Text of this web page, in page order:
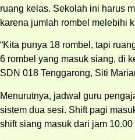
ruang kelas. Sekolah ini harus
karena jumlah rombel melebihi
“Kita punya 18 rombel, tapi
6 rombel yang masuk siang, di
SDN 018 Tenggarong, Siti
Menurutnya, jadwal guru
sistem dua sesi. Shift pagi
shift siang masuk dari jam